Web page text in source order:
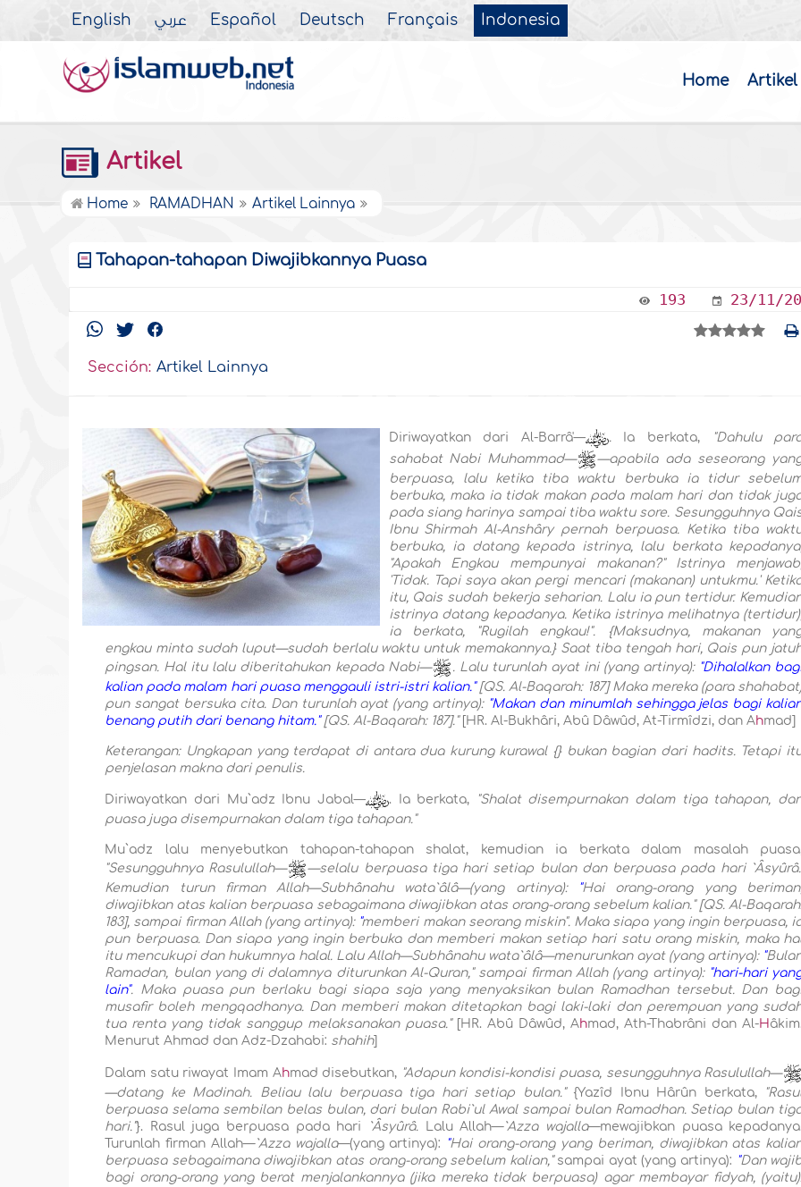
English عربي Español Deutsch Français Indonesia
Home Artikel
Artikel
Home RAMADHAN Artikel Lainnya
Tahapan-tahapan Diwajibkannya Puasa
193 23/11/
Sección: Artikel Lainnya
Diriwayatkan dari Al-Barrâ'— . Ia berkata,
"Dahulu
sahabat Nabi Muhammad—
—apabila ada seseorang
berpuasa, lalu ketika tiba waktu berbuka ia tidur
berbuka, maka ia tidak makan pada malam hari dan tidak
pada siang harinya sampai tiba waktu sore. Sesungguhnya
Ibnu Shirmah Al-Anshâry pernah berpuasa. Ketika tiba
berbuka, ia datang kepada istrinya, lalu berkata
"Apakah Engkau mempunyai makanan?" Istrinya
'Tidak. Tapi saya akan pergi mencari (makanan) untukmu.'
itu, Qais sudah bekerja seharian. Lalu ia pun tertidur.
istrinya datang kepadanya. Ketika istrinya melihatnya
ia berkata, "Rugilah engkau!". {Maksudnya, makanan
engkau minta sudah luput—sudah berlalu waktu untuk memakannya.} Saat tiba tengah hari, Qais pun
pingsan. Hal itu lalu diberitahukan kepada Nabi—
. Lalu turunlah ayat ini (yang artinya): "Dihalalkan
kalian pada malam hari puasa menggauli istri-istri kalian."[QS. Al-Baqarah: 187] Maka mereka (para
pun sangat bersuka cita. Dan turunlah ayat (yang artinya): "Makan dan minumlah sehingga jelas bagi
benang putih dari benang hitam."[QS. Al-Baqarah: 187]."[HR. Al-Bukhâri, Abû Dâwûd, At-Tirmîdzi, dan Ahmad]
Keterangan: Ungkapan yang terdapat di antara dua kurung kurawal {} bukan bagian dari hadits. Tetapi
penjelasan makna dari penulis.
Diriwayatkan dari Mu`adz Ibnu Jabal— . Ia berkata,
"Shalat disempurnakan dalam tiga tahapan,
puasa juga disempurnakan dalam tiga tahapan."
Mu`adz lalu menyebutkan tahapan-tahapan shalat, kemudian ia berkata dalam masalah
"Sesungguhnya Rasulullah—
—selalu berpuasa tiga hari setiap bulan dan berpuasa pada hari `Âsyûrâ.
Kemudian turun firman Allah—Subhânahu wata`âlâ—(yang artinya):
"Hai orang-orang yang
diwajibkan atas kalian berpuasa sebagaimana diwajibkan atas orang-orang sebelum kalian."[QS. Al-
183], sampai firman Allah (yang artinya): "memberi makan seorang miskin". Maka siapa yang ingin berpuasa,
pun berpuasa. Dan siapa yang ingin berbuka dan memberi makan setiap hari satu orang miskin, maka
itu mencukupi dan hukumnya halal. Lalu Allah—Subhânahu wata`âlâ—menurunkan ayat (yang artinya):"
Ramadan, bulan yang di dalamnya diturunkan Al-Quran, "sampai firman Allah (yang artinya): "hari-hari
lain". Maka puasa pun berlaku bagi siapa saja yang menyaksikan bulan Ramadhan tersebut. Dan
musafir boleh mengqadhanya. Dan memberi makan ditetapkan bagi laki-laki dan perempuan yang
tua renta yang tidak sanggup melaksanakan puasa."[HR. Abû Dâwûd, Ahmad, Ath-Thabrâni dan Al-H âkim.
Menurut Ahmad dan Adz-Dzahabi: shahih]
Dalam satu riwayat Imam Ahmad disebutkan, "Adapun kondisi-kondisi puasa, sesungguhnya Rasulullah—
—datang ke Madinah. Beliau lalu berpuasa tiga hari setiap bulan."{Yazîd Ibnu Hârûn berkata,
berpuasa selama sembilan belas bulan, dari bulan Rabi`ul Awal sampai bulan Ramadhan. Setiap bulan
hari."}. Rasul juga berpuasa pada hari `Âsyûrâ. Lalu Allah—`Azza wajalla—mewajibkan puasa kepadanya.
Turunlah firman Allah—`Azza wajalla—(yang artinya): "Hai orang-orang yang beriman, diwajibkan atas
berpuasa sebagaimana diwajibkan atas orang-orang sebelum kalian,"sampai ayat (yang artinya): "Dan
bagi orang-orang yang berat menjalankannya (jika mereka tidak berpuasa) agar membayar fidyah,